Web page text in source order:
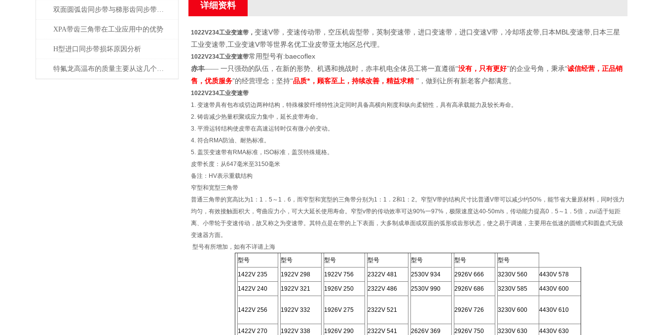
双面圆弧齿同步带与梯形齿同步带的比较分析
XPA带齿三角带在工业应用中的优势
H型进口同步带损坏原因分析
特氟龙高温布的质量主要从这几个方面来判断
详细资料
1022V234工业变速带 ， 变速V带，变速传动带，空压机齿型带，英制变速带，进口变速带，进口变速V带，冷却塔皮带,日本MBL变速带,日本三星
工业变速带,工业变速V带等世界名优工业皮带亚太地区总代理。
1022V234工业变速带常用型号有:baecoflex
赤丰—— 一只强劲的队伍， 在新的形势、机遇和挑战时， 赤丰机电全体员工将一直遵循“没有，只有更好”的企业号角，秉承“诚信经营，正品销
售，优质服务”的经营理念； 坚持“品质*，顾客至上，持续改善，精益求精 ”，做到 让所有新老客户都满意。
1022V234工业变速带
1. 变速带具有包布或切边两种结构，特殊橡胶纤维特性决定同时具备高横向刚度和纵向柔韧性，具有高承载能力及较长寿命。
2. 铸齿减少热量积聚或应力集中，延长皮带寿命。
3. 平滑运转结构使皮带在高速运转时仅有微小的变动。
4. 符合RMA防油、耐热标准。
5. 盖茨变速带有RMA标准，ISO标准，盖茨特殊规格。
皮带长度：从647毫米至3150毫米
备注：HV表示重载结构
窄型和宽型三角带
普通三角带的宽高比为1：1．5～1．6，而窄型和宽型的三角带分别为1：1．2和1：2。窄型V带的结构尺寸比普通V带可以减少约50%，能节省大量原材料，同时强力
均匀，有效接触面积大，弯曲应力小，可大大延长使用寿命。窄型v带的传动效率可达90%一97%，极限速度达40-50m/s，传动能力提高0．5～1．5倍，zui适于短距
离、小带轮于变速传动，故又称之为变速带。其特点是在带的上下表面，大多制成单面或双面的弧形或齿形状态，使之易于调速，主要用在低速的圆锥式和圆盘式无级
变速器方面。
型号有所增加，如有不详请上海
型号
型号 型号 型号 型号 型号 型号
1422V 235 1922V 298 1922V 756 2322V 481 2530V 934 2926V 666 3230V 560 4430V 578
1422V 240 1922V 321 1926V 250 2322V 486 2530V 990 2926V 686 3230V 585 4430V 600
1422V 256 1922V 332 1926V 275 2322V 521 2926V 726 3230V 600 4430V 610
1422V 270 1922V 338 1926V 290 2322V 541 2626V 369 2926V 750 3230V 630 4430V 630